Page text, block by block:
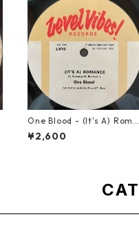
One Blood - (It's A) Roma
nce【12-50054】
¥2,600